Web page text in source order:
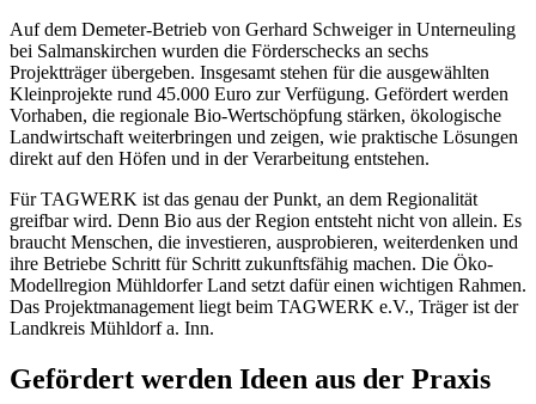
Auf dem Demeter-Betrieb von Gerhard Schweiger in Unterneuling
bei Salmanskirchen wurden die Förderschecks an sechs
Projektträger übergeben. Insgesamt stehen für die ausgewählten
Kleinprojekte rund 45.000 Euro zur Verfügung. Gefördert werden
Vorhaben, die regionale Bio-Wertschöpfung stärken, ökologische
Landwirtschaft weiterbringen und zeigen, wie praktische Lösungen
direkt auf den Höfen und in der Verarbeitung entstehen.
Für TAGWERK ist das genau der Punkt, an dem Regionalität
greifbar wird. Denn Bio aus der Region entsteht nicht von allein. Es
braucht Menschen, die investieren, ausprobieren, weiterdenken und
ihre Betriebe Schritt für Schritt zukunftsfähig machen. Die Öko-
Modellregion Mühldorfer Land setzt dafür einen wichtigen Rahmen.
Das Projektmanagement liegt beim TAGWERK e.V., Träger ist der
Landkreis Mühldorf a. Inn.
Gefördert werden Ideen aus der Praxis